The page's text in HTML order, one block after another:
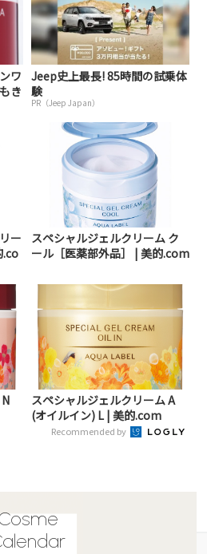
ワ
き
Jeep史上最長! 85時間の試乗体
験
PR（Jeep Japan）
ー
.co
スペシャルジェルクリーム ク
ール［医薬部外品］ | 美的.com
スペシャルジェルクリーム A
(オイルイン) L | 美的.com
Recommended by